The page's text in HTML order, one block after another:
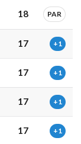
18 PAR
17 +1
17 +1
17 +1
17 +1